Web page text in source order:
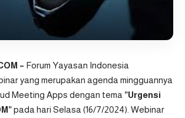
– Forum Yayasan Indonesia
yang merupakan agenda mingguannya
Meeting Apps dengan tema ”Urgensi
pada hari Selasa (16/7/2024). Webinar